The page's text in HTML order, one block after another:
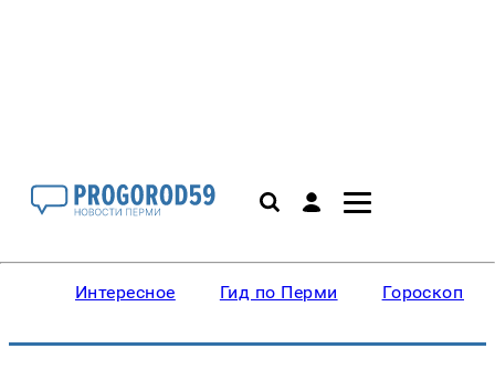
Интересное Гид по Перми Гороскопы